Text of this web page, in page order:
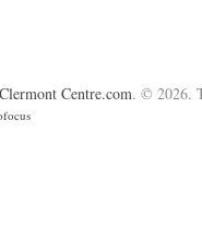
Clermont Centre.com. © 2026.